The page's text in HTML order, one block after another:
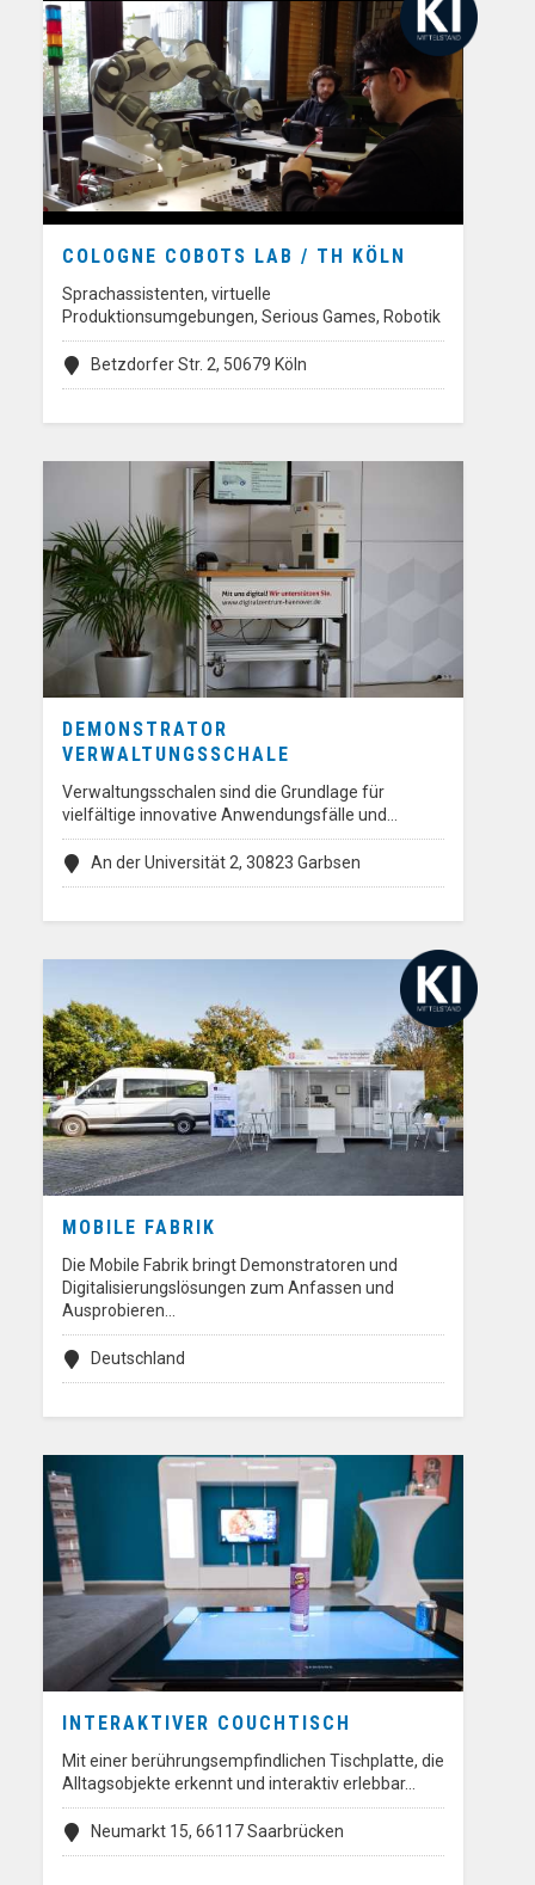
COLOGNE COBOTS LAB / TH KÖLN
Sprachassistenten, virtuelle
Produktionsumgebungen, Serious Games, Robotik
Betzdorfer Str. 2, 50679 Köln
DEMONSTRATOR
VERWALTUNGSSCHALE
Verwaltungsschalen sind die Grundlage für
vielfältige innovative Anwendungsfälle und…
An der Universität 2, 30823 Garbsen
MOBILE FABRIK
Die Mobile Fabrik bringt Demonstratoren und
Digitalisierungslösungen zum Anfassen und
Ausprobieren…
Deutschland
INTERAKTIVER COUCHTISCH
Mit einer berührungsempfindlichen Tischplatte, die
Alltagsobjekte erkennt und interaktiv erlebbar…
Neumarkt 15, 66117 Saarbrücken